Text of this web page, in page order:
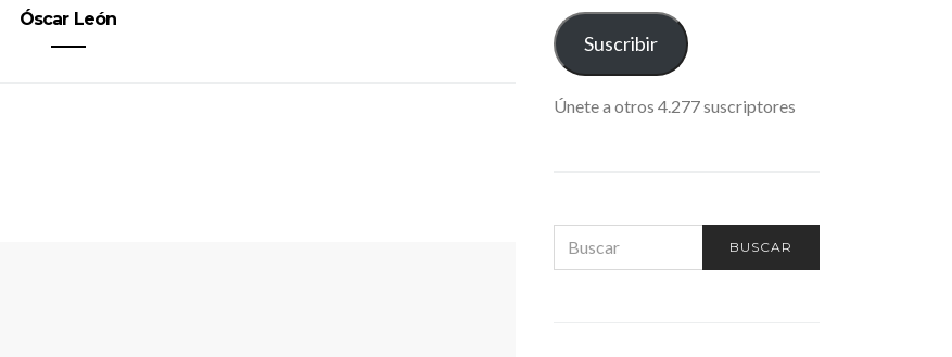
Óscar León
CORREO
ELECTRÓNICO
Suscribir
Únete a otros 4.277 suscriptores
FOR:
BUSCAR